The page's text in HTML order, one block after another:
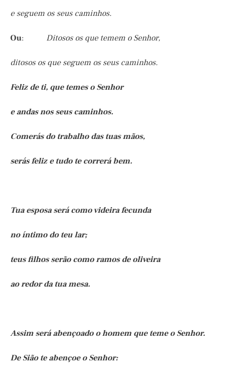
e seguem os seus caminhos.
Ou: Ditosos os que temem o Senhor,
ditosos os que seguem os seus caminhos.
Feliz de ti, que temes o Senhor
e andas nos seus caminhos.
Comerás do trabalho das tuas mãos,
serás feliz e tudo te correrá bem.
Tua esposa será como videira fecunda
no íntimo do teu lar;
teus filhos serão como ramos de oliveira
ao redor da tua mesa.
Assim será abençoado o homem que teme o Senhor.
De Sião te abençoe o Senhor: